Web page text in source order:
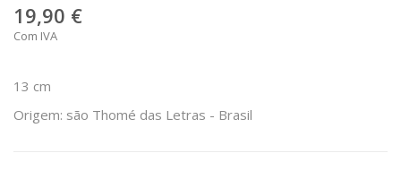
19,90 €
Com IVA
13 cm
Origem: são Thomé das Letras - Brasil